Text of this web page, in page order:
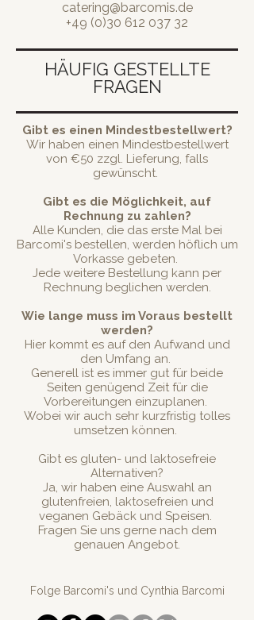
catering@barcomis.de
+49 (0)30 612 037 32
HÄUFIG GESTELLTE
FRAGEN
Gibt es einen Mindestbestellwert?
Wir haben einen Mindestbestellwert
von €50 zzgl. Lieferung, falls
gewünscht.
Gibt es die Möglichkeit, auf
Rechnung zu zahlen?
Alle Kunden, die das erste Mal bei
Barcomi's bestellen, werden höflich um
Vorkasse gebeten.
Jede weitere Bestellung kann per
Rechnung beglichen werden.
Wie lange muss im Voraus bestellt
werden?
Hier kommt es auf den Aufwand und
den Umfang an.
Generell ist es immer gut für beide
Seiten genügend Zeit für die
Vorbereitungen einzuplanen.
Wobei wir auch sehr kurzfristig tolles
umsetzen können.
Gibt es gluten- und laktosefreie
Alternativen?
Ja, wir haben eine Auswahl an
glutenfreien, laktosefreien und
veganen Gebäck und Speisen.
Fragen Sie uns gerne nach dem
genauen Angebot.
Folge Barcomi's und Cynthia Barcomi